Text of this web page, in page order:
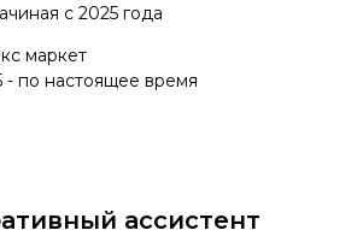
с 2025 года
маркет
- по настоящее время
ассистент